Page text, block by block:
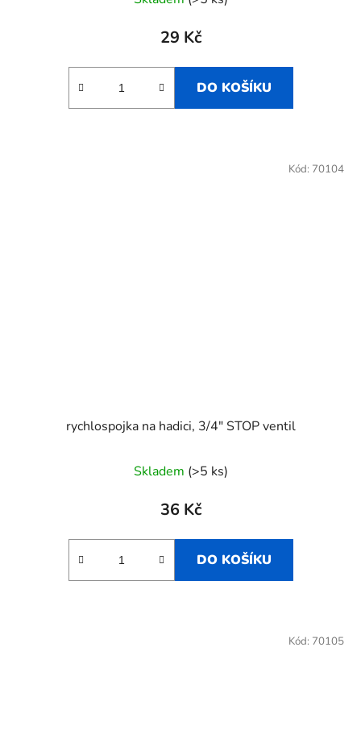
29 Kč
DO KOŠÍKU
rychlospojka na hadici, 3/4" STOP ventil
Skladem (>5 ks)
36 Kč
DO KOŠÍKU
Kód: 70104
Kód: 70105